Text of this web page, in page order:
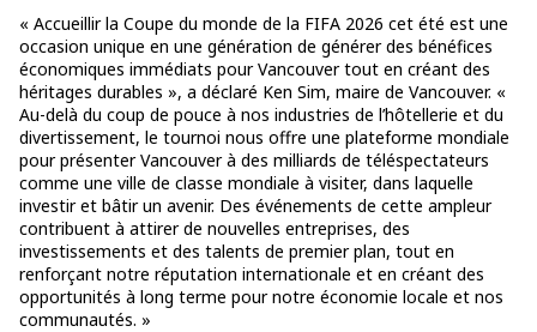
« Accueillir la Coupe du monde de la FIFA 2026 cet été est une
occasion unique en une génération de générer des bénéfices
économiques immédiats pour Vancouver tout en créant des
héritages durables », a déclaré Ken Sim, maire de Vancouver. «
Au-delà du coup de pouce à nos industries de l’hôtellerie et du
divertissement, le tournoi nous offre une plateforme mondiale
pour présenter Vancouver à des milliards de téléspectateurs
comme une ville de classe mondiale à visiter, dans laquelle
investir et bâtir un avenir. Des événements de cette ampleur
contribuent à attirer de nouvelles entreprises, des
investissements et des talents de premier plan, tout en
renforçant notre réputation internationale et en créant des
opportunités à long terme pour notre économie locale et nos
communautés. »